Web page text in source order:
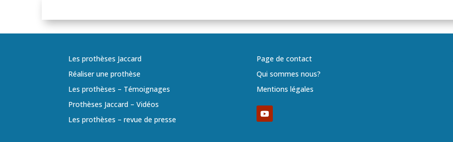
Les prothèses Jaccard
Réaliser une prothèse
Les prothèses – Témoignages
Prothèses Jaccard – Vidéos
Les prothèses – revue de presse
Page de contact
Qui sommes nous?
Mentions légales